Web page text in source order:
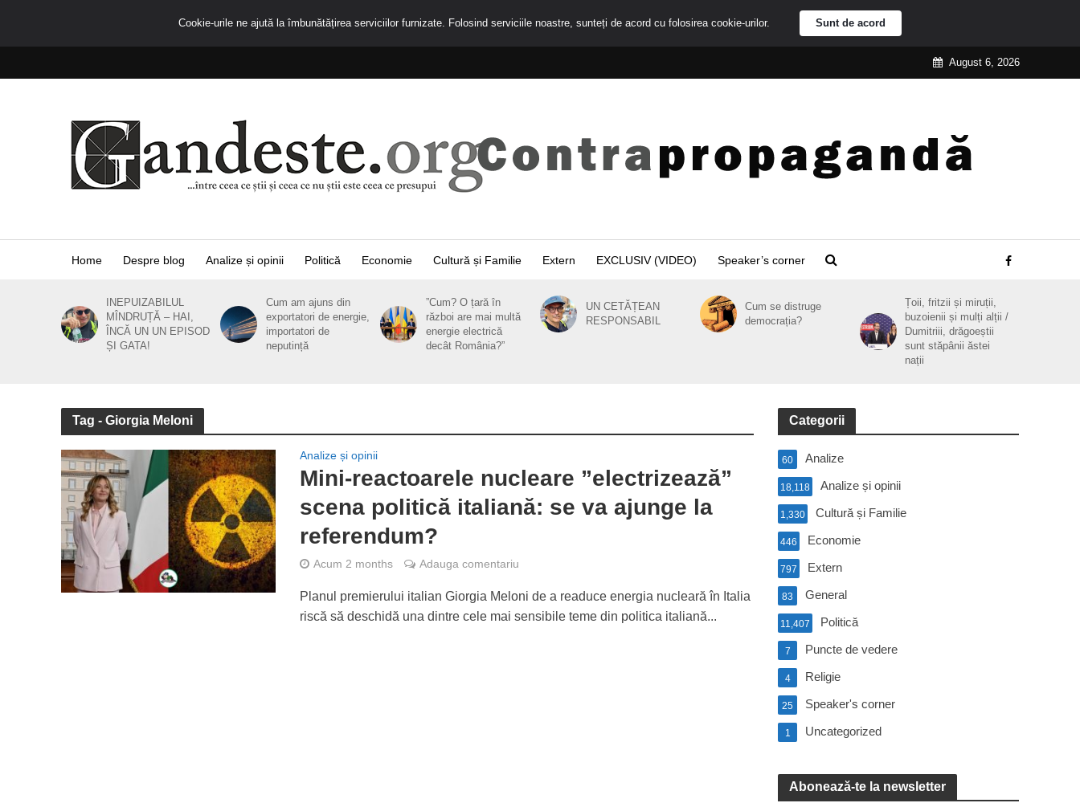
August 6, 2026
Home Despre blog Analize și opinii Politică Economie Cultură și Familie Extern EXCLUSIV (VIDEO) Speaker’s corner
INEPUIZABILUL
MÎNDRUȚĂ – HAI,
ÎNCĂ UN UN EPISOD
ȘI GATA!
Cum am ajuns din
exportatori de energie,
importatori de
neputință
”Cum? O țară în
război are mai multă
energie electrică
decât România?”
UN CETĂȚEAN
RESPONSABIL
Cum se distruge
democrația?
Țoii, fritzii și miruții,
buzoienii și mulți alții /
Dumitriii, drăgoeștii
sunt stăpânii ăstei
nații
Tag - Giorgia Meloni
Analize și opinii
Mini-reactoarele nucleare ”electrizează”
scena politică italiană: se va ajunge la
referendum?
Acum 2 months Adauga comentariu
Planul premierului italian Giorgia Meloni de a readuce energia nucleară în Italia
riscă să deschidă una dintre cele mai sensibile teme din politica italiană...
Categorii
Analize
60
Analize și opinii
18,118
Cultură și Familie
1,330
Economie
446
Extern
797
General
83
Politică
11,407
Puncte de vedere
7
Religie
4
Speaker's corner
25
Uncategorized
1
Abonează-te la newsletter
Cookie-urile ne ajută la îmbunătățirea serviciilor furnizate. Folosind serviciile noastre, sunteți de acord cu folosirea cookie-urilor. Sunt de acord